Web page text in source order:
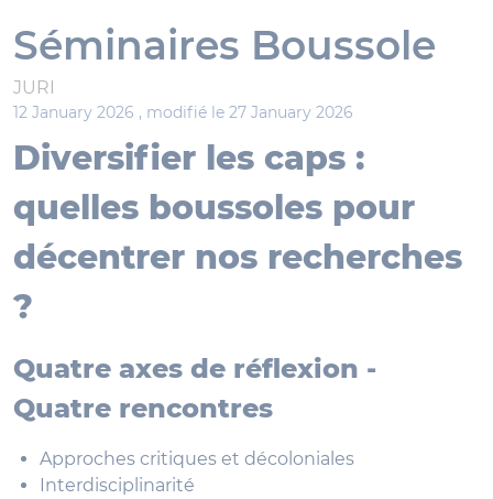
Séminaires Boussole
JURI
12 January 2026 , modifié le 27 January 2026
Diversifier les caps :
quelles boussoles pour
décentrer nos recherches
?
Quatre axes de réflexion -
Quatre rencontres
Approches critiques et décoloniales
Interdisciplinarité